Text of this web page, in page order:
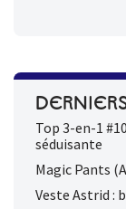
Top 3-en-1
séduisante
Magic Pants
Veste Astrid :